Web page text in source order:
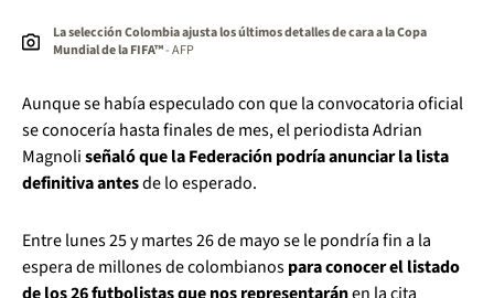
La selección Colombia ajusta los últimos detalles de cara a la Copa
Mundial de la FIFA™- AFP
Aunque se había especulado con que la convocatoria oficial
se conocería hasta finales de mes, el periodista Adrian
Magnoliseñaló que la Federación podría anunciar la lista
definitiva antesde lo esperado.
Entre lunes 25 y martes 26 de mayo se le pondría fin a la
espera de millones de colombianospara conocer el listado